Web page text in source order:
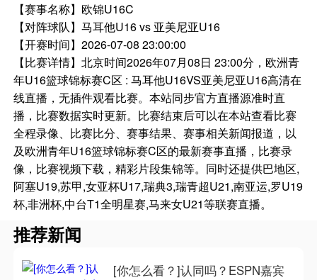
【赛事名称】 欧锦U16C
【对阵球队】马耳他U16 vs 亚美尼亚U16
【开赛时间】2026-07-08 23:00:00
【比赛详情】北京时间2026年07月08日 23:00分，欧洲青
年U16篮球锦标赛C区 : 马耳他U16VS亚美尼亚U16高清在
线直播，无插件观看比赛。本站同步官方直播源准时直
播，比赛数据实时更新。比赛结束后可以在本站查看比赛
全程录像、比赛比分、赛事结果、赛事相关新闻报道，以
及欧洲青年U16篮球锦标赛C区的最新赛事直播，比赛录
像，比赛视频下载，精彩片段集锦等。同时还提供巴地区,
阿塞U19,苏甲,女亚杯U17,瑞典3,瑞青超U21,南亚运,罗U19
杯,非洲杯,中台T1全明星赛,马来女U21等联赛直播。
推荐新闻
[你怎么看？]认同吗？ESPN嘉宾